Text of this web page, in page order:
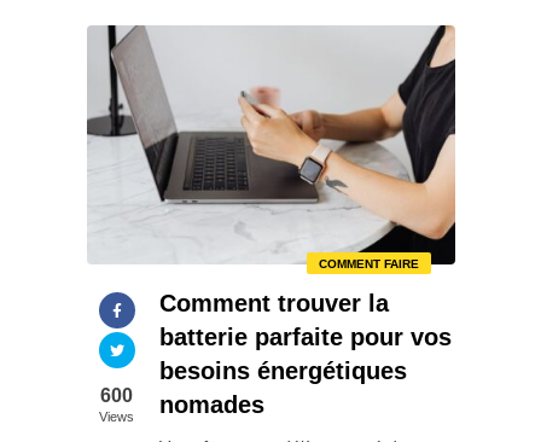
COMMENT FAIRE
600
Views
Comment trouver la
batterie parfaite pour vos
besoins énergétiques
nomades